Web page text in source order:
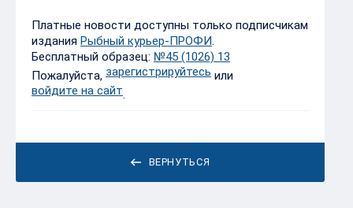
Платные новости доступны только подписчикам
издания Рыбный курьер-ПРОФИ.
Бесплатный образец: №45 (1026) 13
Пожалуйста, зарегистрируйтесь или
войдите на сайт.
ВЕРНУТЬСЯ